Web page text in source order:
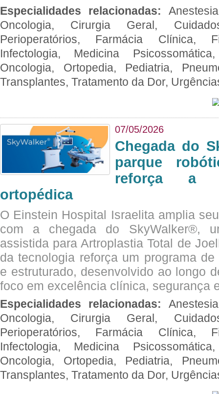
Especialidades relacionadas:
Oncologia, Cirurgia Geral,
Perioperatórios, Farmácia Clínica,
Infectologia, Medicina
Oncologia, Ortopedia, Pediatria,
Transplantes, Tratamento da Dor,
07/05/2026
Chegada do
parque
reforça a
ortopédica
O Einstein Hospital Israelita amplia
com a chegada do SkyWalker®,
assistida para Artroplastia Total de
da tecnologia reforça um programa
e estruturado, desenvolvido ao longo
foco em excelência clínica, segurança
Especialidades relacionadas:
Oncologia, Cirurgia Geral,
Perioperatórios, Farmácia Clínica,
Infectologia, Medicina
Oncologia, Ortopedia, Pediatria,
Transplantes, Tratamento da Dor,